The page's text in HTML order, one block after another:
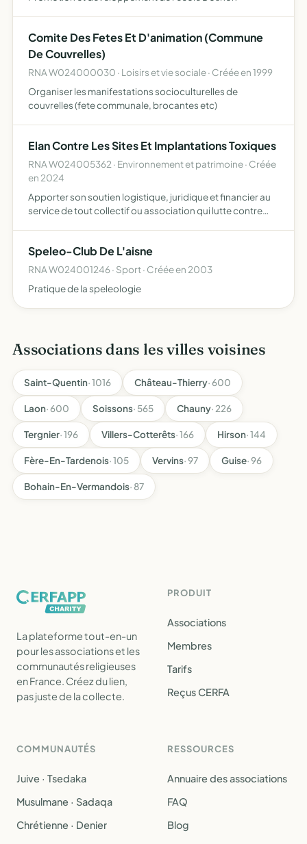
Comite Des Fetes Et D'animation (Commune
De Couvrelles)
RNA W024000030 · Loisirs et vie sociale · Créée en 1999
Organiser les manifestations socioculturelles de
couvrelles (fete communale, brocantes etc)
Elan Contre Les Sites Et Implantations Toxiques
RNA W024005362 · Environnement et patrimoine · Créée
en 2024
Apporter son soutien logistique, juridique et financier au
service de tout collectif ou association qui lutte contre
Speleo-Club De L'aisne
RNA W024001246 · Sport · Créée en 2003
Pratique de la speleologie
Associations dans les villes voisines
Saint-Quentin· 1016 Château-Thierry· 600
Laon· 600 Soissons· 565 Chauny· 226
Tergnier· 196 Villers-Cotterêts· 166 Hirson· 144
Fère-En-Tardenois· 105 Vervins· 97 Guise· 96
Bohain-En-Vermandois· 87
La plateforme tout-en-un
pour les associations et les
communautés religieuses
en France. Créez du lien,
pas juste de la collecte.
PRODUIT
Associations
Membres
Tarifs
Reçus CERFA
COMMUNAUTÉS
Juive · Tsedaka
Musulmane · Sadaqa
Chrétienne · Denier
RESSOURCES
Annuaire des associations
FAQ
Blog